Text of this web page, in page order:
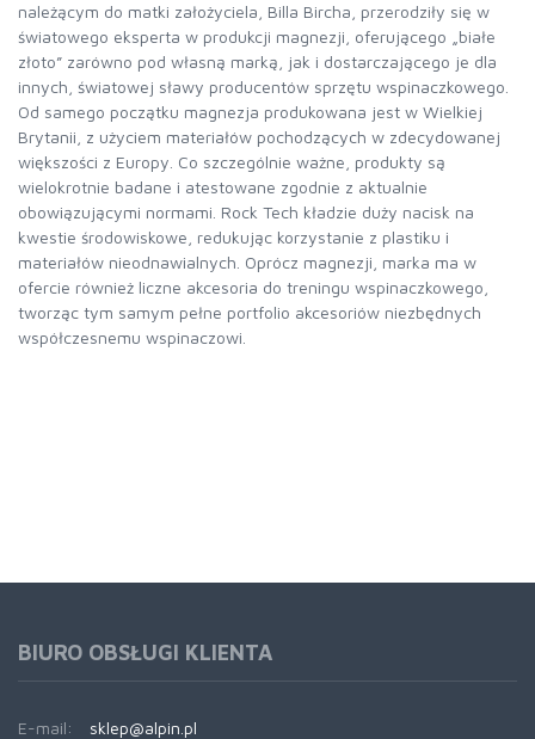
należącym do matki założyciela, Billa Bircha, przerodziły się w
światowego eksperta w produkcji magnezji, oferującego „białe
złoto” zarówno pod własną marką, jak i dostarczającego je dla
innych, światowej sławy producentów sprzętu wspinaczkowego.
Od samego początku magnezja produkowana jest w Wielkiej
Brytanii, z użyciem materiałów pochodzących w zdecydowanej
większości z Europy. Co szczególnie ważne, produkty są
wielokrotnie badane i atestowane zgodnie z aktualnie
obowiązującymi normami. Rock Tech kładzie duży nacisk na
kwestie środowiskowe, redukując korzystanie z plastiku i
materiałów nieodnawialnych. Oprócz magnezji, marka ma w
ofercie również liczne akcesoria do treningu wspinaczkowego,
tworząc tym samym pełne portfolio akcesoriów niezbędnych
współczesnemu wspinaczowi.
BIURO OBSŁUGI KLIENTA
E-mail:
sklep@alpin.pl